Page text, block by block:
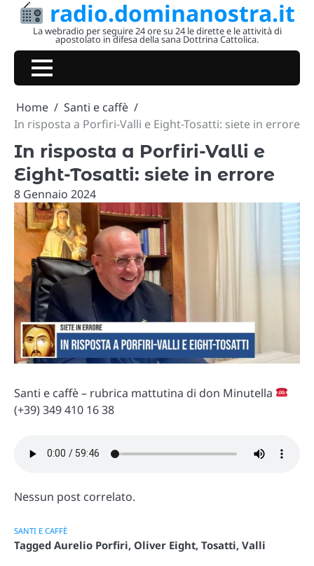
Skip
radio.dominanostra.it
La webradio per seguire 24 ore su 24 le dirette e le attività di
apostolato in difesa della sana Dottrina Cattolica.
Home
Santi e caffè
In risposta a Porfiri-Valli e Eight-Tosatti: siete in errore
In risposta a Porfiri-Valli e
Eight-Tosatti: siete in errore
8 Gennaio 2024
Santi e caffè – rubrica mattutina di don Minutella
(+39) 349 410 16 38
Nessun post correlato.
SANTI E CAFFÈ
Tagged Aurelio Porfiri, Oliver Eight, Tosatti, Valli